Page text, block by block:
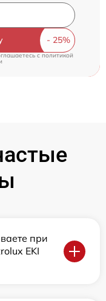
cполитикой
при
EKI